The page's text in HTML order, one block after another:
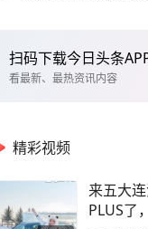
扫码下载今日头条
看最新、最热资讯内容
精彩视频
来五大
PLUS了